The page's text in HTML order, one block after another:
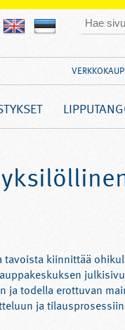
tavoista kiinnittää
todella erottuvan
ja